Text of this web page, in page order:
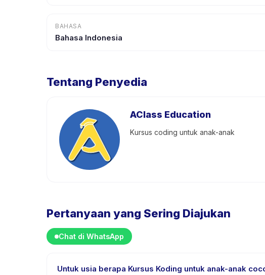
BAHASA
Bahasa Indonesia
Tentang Penyedia
AClass Education
Kursus coding untuk anak-anak
Pertanyaan yang Sering Diajukan
Chat di WhatsApp
Untuk usia berapa Kursus Koding untuk anak-anak